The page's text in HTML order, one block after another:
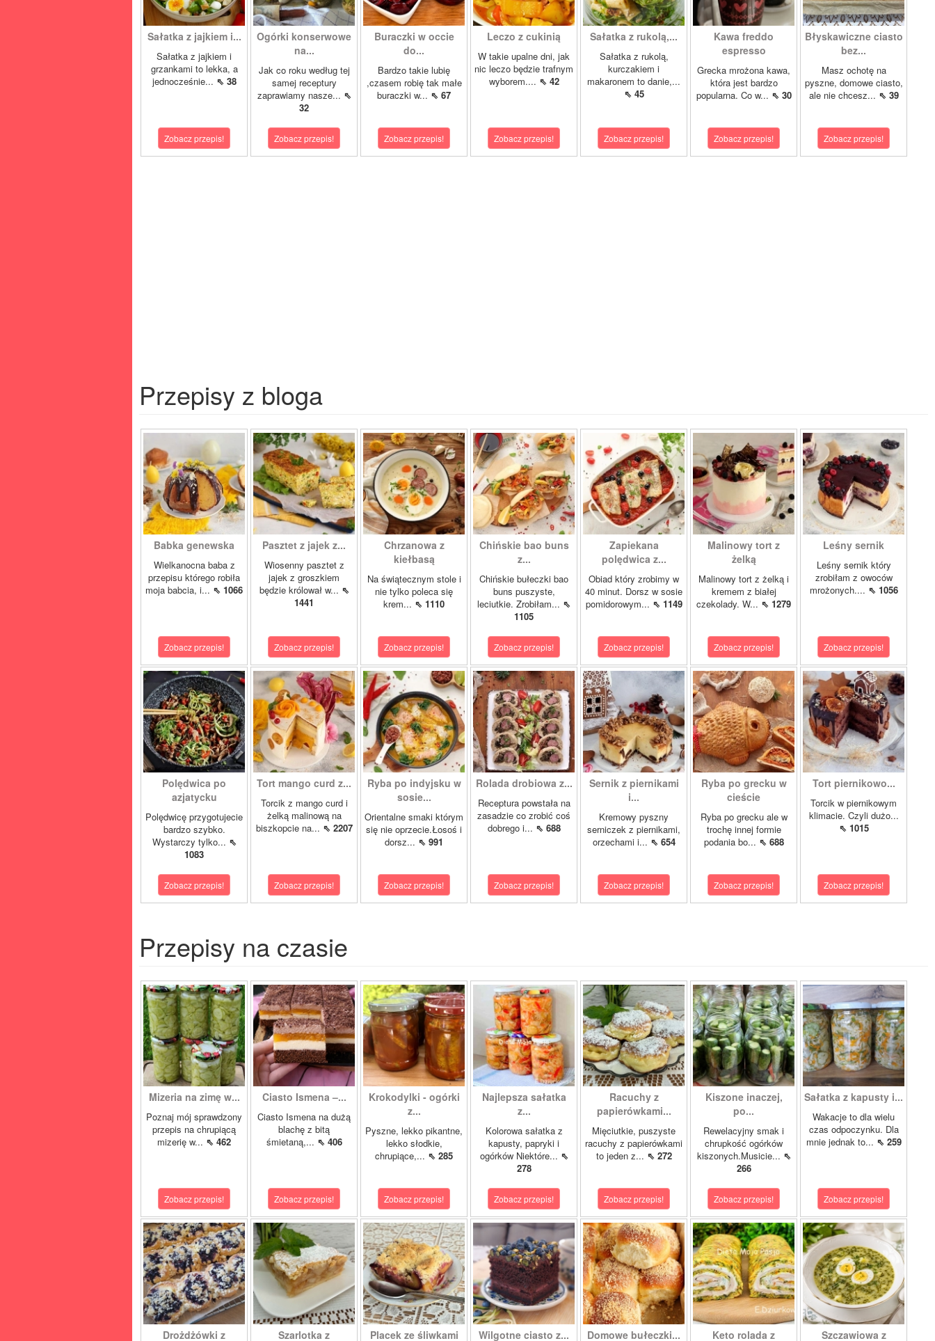
Sałatka z jajkiem i...
Sałatka z jajkiem i
grzankami to lekka, a
jednocześnie... ⇖ 38
Zobacz przepis!
Ogórki konserwowe
na...
Jak co roku według tej
samej receptury
zaprawiamy nasze... ⇖
32
Zobacz przepis!
Buraczki w occie
do...
Bardzo takie lubię
,czasem robię tak małe
buraczki w... ⇖ 67
Zobacz przepis!
Leczo z cukinią
W takie upalne dni, jak
nic leczo będzie trafnym
wyborem.... ⇖ 42
Zobacz przepis!
Sałatka z rukolą,...
Sałatka z rukolą,
kurczakiem i
makaronem to danie,...
⇖ 45
Zobacz przepis!
Kawa freddo
espresso
Grecka mrożona kawa,
która jest bardzo
popularna. Co w... ⇖ 30
Zobacz przepis!
Błyskawiczne ciasto
bez...
Masz ochotę na
pyszne, domowe ciasto,
ale nie chcesz... ⇖ 39
Zobacz przepis!
Przepisy z bloga
Babka genewska
Wielkanocna baba z
przepisu którego robiła
moja babcia, i... ⇖ 1066
Zobacz przepis!
Pasztet z jajek z...
Wiosenny pasztet z
jajek z groszkiem
będzie królował w... ⇖
1441
Zobacz przepis!
Chrzanowa z
kiełbasą
Na świątecznym stole i
nie tylko poleca się
krem... ⇖ 1110
Zobacz przepis!
Chińskie bao buns
z...
Chińskie bułeczki bao
buns puszyste,
leciutkie. Zrobiłam... ⇖
1105
Zobacz przepis!
Zapiekana
polędwica z...
Obiad który zrobimy w
40 minut. Dorsz w sosie
pomidorowym... ⇖ 1149
Zobacz przepis!
Malinowy tort z
żelką
Malinowy tort z żelką i
kremem z białej
czekolady. W... ⇖ 1279
Zobacz przepis!
Leśny sernik
Leśny sernik który
zrobiłam z owoców
mrożonych.... ⇖ 1056
Zobacz przepis!
Polędwica po
azjatycku
Polędwicę przygotujecie
bardzo szybko.
Wystarczy tylko... ⇖
1083
Zobacz przepis!
Tort mango curd z...
Torcik z mango curd i
żelką malinową na
biszkopcie na... ⇖ 2207
Zobacz przepis!
Ryba po indyjsku w
sosie...
Orientalne smaki którym
się nie oprzecie.Łosoś i
dorsz... ⇖ 991
Zobacz przepis!
Rolada drobiowa z...
Receptura powstała na
zasadzie co zrobić coś
dobrego i... ⇖ 688
Zobacz przepis!
Sernik z piernikami
i...
Kremowy pyszny
serniczek z piernikami,
orzechami i... ⇖ 654
Zobacz przepis!
Ryba po grecku w
cieście
Ryba po grecku ale w
trochę innej formie
podania bo... ⇖ 688
Zobacz przepis!
Tort piernikowo...
Torcik w piernikowym
klimacie. Czyli dużo...
⇖ 1015
Zobacz przepis!
Przepisy na czasie
Mizeria na zimę w...
Poznaj mój sprawdzony
przepis na chrupiącą
mizerię w... ⇖ 462
Zobacz przepis!
Ciasto Ismena –...
Ciasto Ismena na dużą
blachę z bitą
śmietaną,... ⇖ 406
Zobacz przepis!
Krokodylki - ogórki
z...
Pyszne, lekko pikantne,
lekko słodkie,
chrupiące,... ⇖ 285
Zobacz przepis!
Najlepsza sałatka
z...
Kolorowa sałatka z
kapusty, papryki i
ogórków Niektóre... ⇖
278
Zobacz przepis!
Racuchy z
papierówkami...
Mięciutkie, puszyste
racuchy z papierówkami
to jeden z... ⇖ 272
Zobacz przepis!
Kiszone inaczej,
po...
Rewelacyjny smak i
chrupkość ogórków
kiszonych.Musicie... ⇖
266
Zobacz przepis!
Sałatka z kapusty i...
Wakacje to dla wielu
czas odpoczynku. Dla
mnie jednak to... ⇖ 259
Zobacz przepis!
Drożdżówki z Szarlotka z Placek ze śliwkami Wilgotne ciasto z... Domowe bułeczki... Keto rolada z Szczawiowa z